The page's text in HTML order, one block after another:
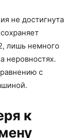
не достигнута
лишь немного
неровностях.
с
к